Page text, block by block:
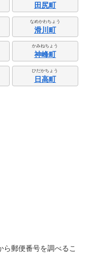
田尻町
なめかわちょう
滑川町
かみねちょう
神峰町
ひだかちょう
日高町
郵便番号を調べるこ